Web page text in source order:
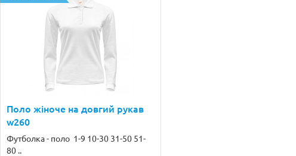
Поло жіноче на довгий рукав
w260
Футболка - поло 1-9 10-30 31-50 51-
80 ..